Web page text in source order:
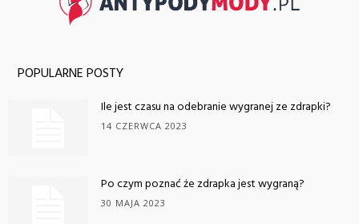
POPULARNE POSTY
Ile jest czasu na odebranie wygranej ze zdrapki?
14 CZERWCA 2023
Po czym poznać że zdrapka jest wygraną?
30 MAJA 2023